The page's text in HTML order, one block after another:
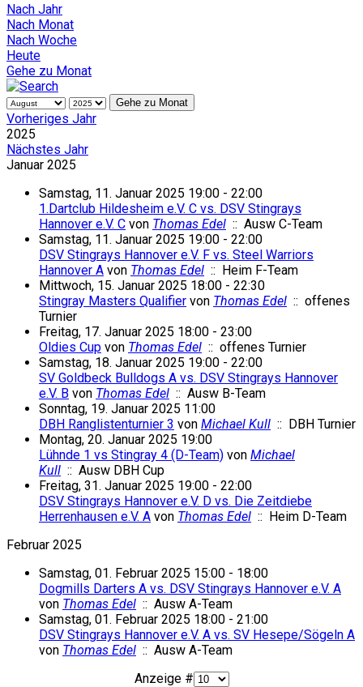
Nach Jahr
Nach Monat
Nach Woche
Heute
Gehe zu Monat
Gehe zu Monat
Vorheriges Jahr
2025
Nächstes Jahr
Januar 2025
Samstag, 11. Januar 2025 19:00 - 22:00
1.Dartclub Hildesheim e.V. C vs. DSV Stingrays
Hannover e.V. C von Thomas Edel :: Ausw C-Team
Samstag, 11. Januar 2025 19:00 - 22:00
DSV Stingrays Hannover e.V. F vs. Steel Warriors
Hannover A von Thomas Edel :: Heim F-Team
Mittwoch, 15. Januar 2025 18:00 - 22:30
Stingray Masters Qualifier von Thomas Edel :: offenes
Turnier
Freitag, 17. Januar 2025 18:00 - 23:00
Oldies Cup von Thomas Edel :: offenes Turnier
Samstag, 18. Januar 2025 19:00 - 22:00
SV Goldbeck Bulldogs A vs. DSV Stingrays Hannover
e.V. B von Thomas Edel :: Ausw B-Team
Sonntag, 19. Januar 2025 11:00
DBH Ranglistenturnier 3 von Michael Kull :: DBH Turnier
Montag, 20. Januar 2025 19:00
Lühnde 1 vs Stingray 4 (D-Team) von Michael
Kull :: Ausw DBH Cup
Freitag, 31. Januar 2025 19:00 - 22:00
DSV Stingrays Hannover e.V. D vs. Die Zeitdiebe
Herrenhausen e.V. A von Thomas Edel :: Heim D-Team
Februar 2025
Samstag, 01. Februar 2025 15:00 - 18:00
Dogmills Darters A vs. DSV Stingrays Hannover e.V. A
von Thomas Edel :: Ausw A-Team
Samstag, 01. Februar 2025 18:00 - 21:00
DSV Stingrays Hannover e.V. A vs. SV Hesepe/Sögeln A
von Thomas Edel :: Ausw A-Team
Limite der Paginierungsliste
Anzeige #